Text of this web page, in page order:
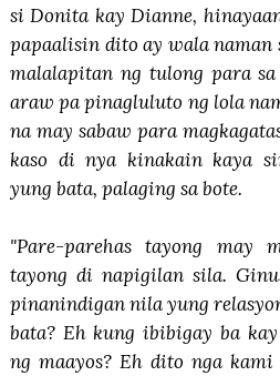
si Donita kay Dianne,
papaalisin dito ay wala
malalapitan ng tulong para
araw pa pinagluluto ng lola
na may sabaw para
kaso di nya kinakain kaya
yung bata, palaging sa bote.
"Pare-parehas tayong may
tayong di napigilan sila.
pinanindigan nila yung
bata? Eh kung ibibigay ba
ng maayos? Eh dito nga